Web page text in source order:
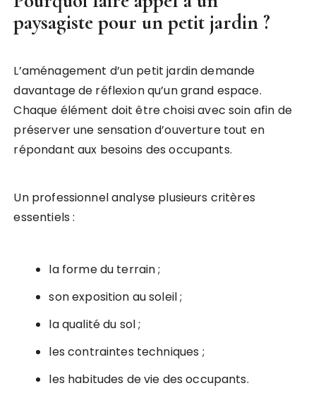
paysagiste pour un petit jardin ?
L’aménagement d’un petit jardin demande
davantage de réflexion qu’un grand espace.
Chaque élément doit être choisi avec soin afin de
préserver une sensation d’ouverture tout en
répondant aux besoins des occupants.
Un professionnel analyse plusieurs critères
essentiels :
la forme du terrain ;
son exposition au soleil ;
la qualité du sol ;
les contraintes techniques ;
les habitudes de vie des occupants.